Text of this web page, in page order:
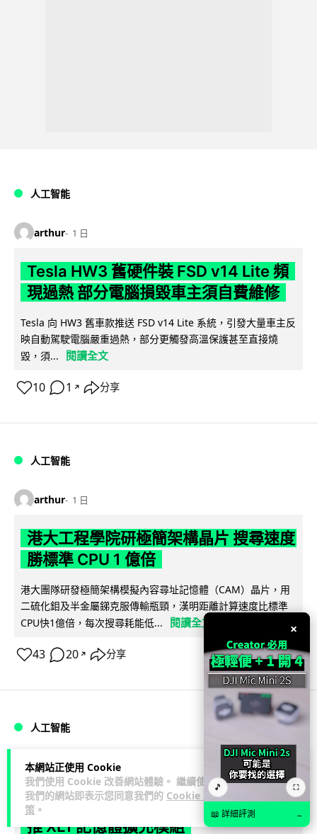
本網站正使用 Cookie
我們使用 Cookie 改善網站體驗。 繼續使用
我們的網站即表示您同意我們的 Cookie 政
策 。
人工智能
arthur 1 日
Tesla HW3 舊硬件裝 FSD v14 Lite 頻
現過熱 部分電腦損毀車主須自費維修
Tesla 向 HW3 舊車款推送 FSD v14 Lite 系統，引發大量車主反
映自動駕駛電腦嚴重過熱，部分更觸發高溫保護甚至直接燒
毀，須...
閱讀全文
10 1 ↗ 分享
人工智能
arthur 1 日
港大工程學院研極簡架構晶片 搜尋速度
勝標準 CPU 1 億倍
港大團隊研發極簡架構模擬內容尋址記憶體（CAM）晶片，用
二硫化鉬及半金屬銻克服傳輸瓶頸，漢明距離計算速度比標準
CPU快1億倍，每次搜尋耗能低...
閱讀全文
43 20 ↗ 分享
人工智能
Lawton 1 日
靠快閃記憶體紓緩 DRAM 不足 KIOXIA
推 XL1 記憶體擴充模組
×
🎵 ⛶
📖 詳細評測 →